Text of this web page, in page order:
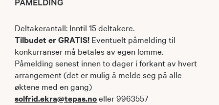
Deltakerantall: Inntil 15 deltakere.
Tilbudet er GRATIS! Eventuelt påmelding til
konkurranser må betales av egen lomme.
Påmelding senest innen to dager i forkant av hvert
arrangement (det er mulig å melde seg på alle
øktene med en gang)
solfrid.ekra@tepas.noeller 9963557